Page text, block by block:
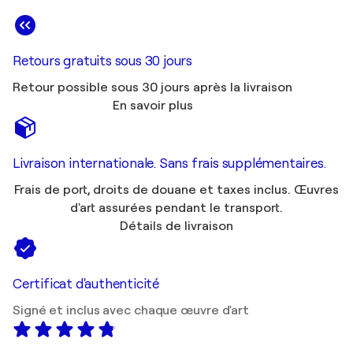
Retours gratuits sous 30 jours
Retour possible sous 30 jours après la livraison
En savoir plus
Livraison internationale. Sans frais supplémentaires.
Frais de port, droits de douane et taxes inclus. Œuvres
d'art assurées pendant le transport.
Détails de livraison
Certificat d'authenticité
Signé et inclus avec chaque œuvre d'art